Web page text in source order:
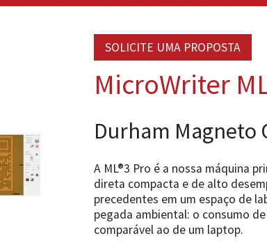
SOLICITE UMA PROPOSTA
MicroWriter
Durham Magneto
A ML®3 Pro é a nossa máquina
direta compacta e de alto
precedentes em um espaço de
pegada ambiental: o consumo
comparável ao de um laptop.